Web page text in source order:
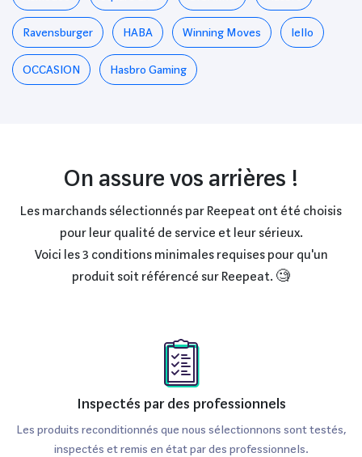
Ravensburger HABA Winning Moves Iello
OCCASION Hasbro Gaming
On assure vos arrières !
Les marchands sélectionnés par Reepeat ont été choisis
pour leur qualité de service et leur sérieux.
Voici les 3 conditions minimales requises pour qu'un
produit soit référencé sur Reepeat. 🧐
Inspectés par des professionnels
Les produits reconditionnés que nous sélectionnons sont testés,
inspectés et remis en état par des professionnels.